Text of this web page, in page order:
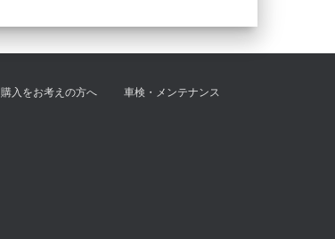
購入をお考えの方へ 車検・メンテナンス